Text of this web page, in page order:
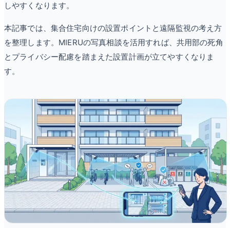
しやすくなります。
本記事では、集合住宅向けの設置ポイントと遠隔監視の考え方
を整理します。MIERUの写真相談を活用すれば、共用部の死角
とプライバシー配慮を踏まえた設置計画が立てやすくなりま
す。